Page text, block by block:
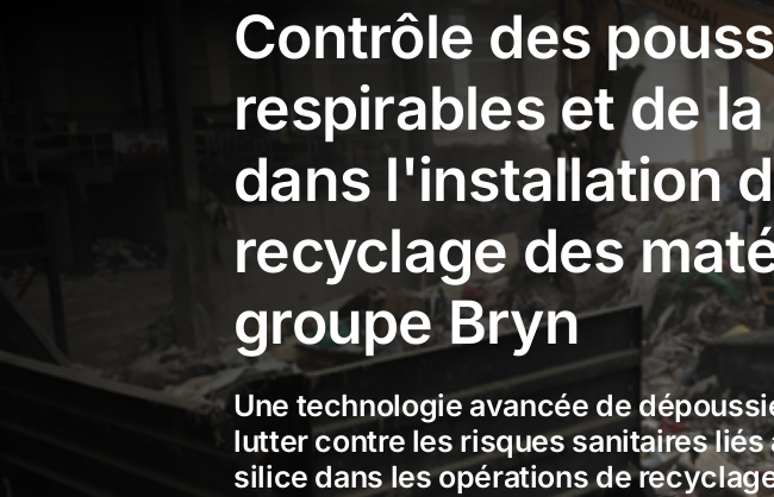
Contrôle des
respirables et de
dans l'installation
recyclage des
groupe Bryn
Une technologie avancée de
lutter contre les risques sanitaires liés
silice dans les opérations de